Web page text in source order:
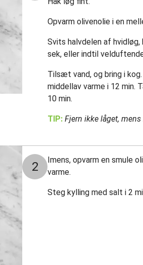
Opvarm olivenolie i en
Svits halvdelen af
sek, eller indtil
Tilsæt vand, og bring i
middellav varme i 12 min.
10 min.
TIP: Fjern ikke låget, mens
2
Imens, opvarm en smule
varme.
Steg kylling med salt i 2